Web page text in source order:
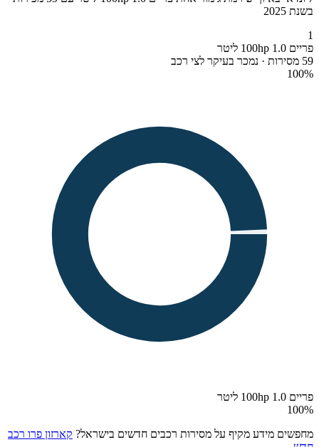
בשנת 2025
1
פריים 100hp 1.0 ליטר
59 מסירות · נמכר בעיקר לצי רכב
100%
פריים 100hp 1.0 ליטר
100%
מחפשים מידע מקיף על מסירות רכבים חדשים בישראל? קארזון פרו רכב